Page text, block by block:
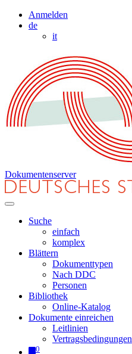
Anmelden
de
it
Dokumentenserver
Suche
einfach
komplex
Blättern
Dokumenttypen
Nach DDC
Personen
Bibliothek
Online-Katalog
Dokumente einreichen
Leitlinien
Vertragsbedingungen
0